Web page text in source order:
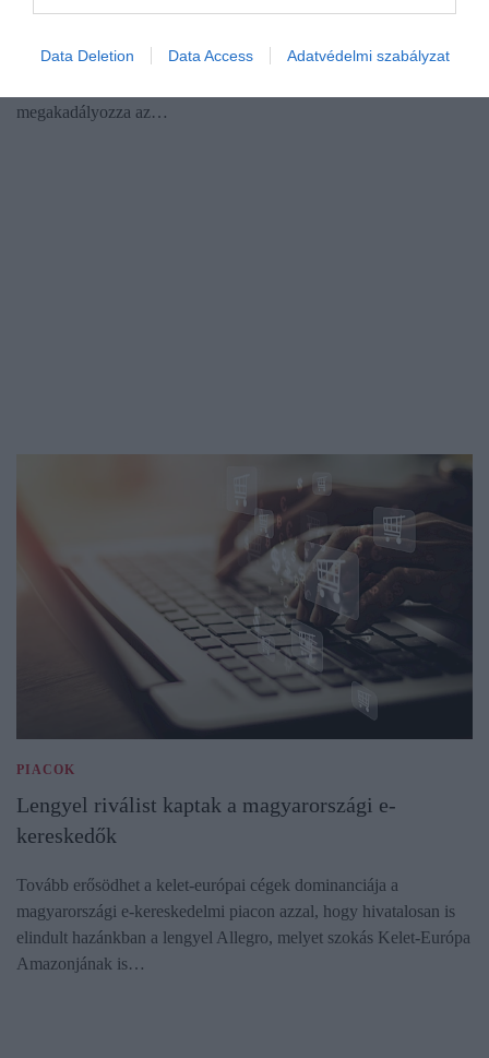
Data Deletion Data Access Adatvédelmi szabályzat
kereskedelmi óriásvállalathoz, részletes tájékoztatást kérve arról,
megakadályozza az…
PIACOK
Lengyel riválist kaptak a magyarországi e-
kereskedők
Tovább erősödhet a kelet-európai cégek dominanciája a
magyarországi e-kereskedelmi piacon azzal, hogy hivatalosan is
elindult hazánkban a lengyel Allegro, melyet szokás Kelet-Európa
Amazonjának is…